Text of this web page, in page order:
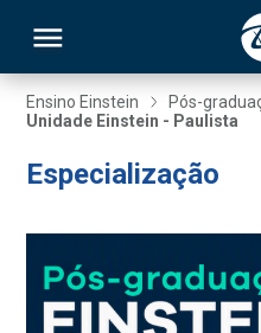
Ensino Einstein Pós-
Unidade Einstein - Paulista
Especialização